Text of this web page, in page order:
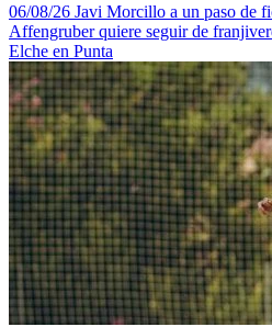
06/08/26 Javi Morcillo a un paso de
Affengruber quiere seguir de
Elche en Punta